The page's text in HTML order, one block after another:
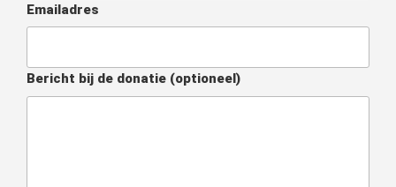
Emailadres
Bericht bij de donatie (optioneel)